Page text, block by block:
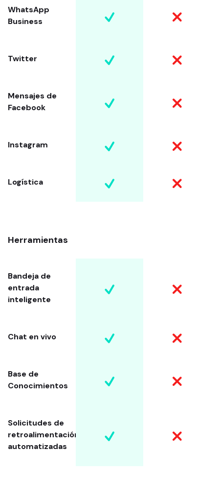
WhatsApp
Business
Twitter
Mensajes de
Facebook
Instagram
Logística
Herramientas
Bandeja de
entrada
inteligente
Chat en vivo
Base de
Conocimientos
Solicitudes de
retroalimentación
automatizadas